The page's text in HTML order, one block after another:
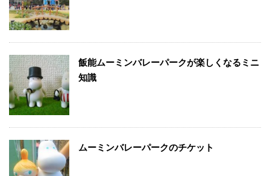
飯能ムーミンバレーパークが楽しくなるミニ
知識
ムーミンバレーパークのチケット